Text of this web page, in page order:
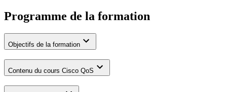
Programme de la formation
Objectifs de la formation
Contenu du cours Cisco QoS